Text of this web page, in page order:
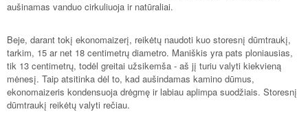
aušinamas vanduo cirkuliuoja ir natūraliai.
Beje, darant tokį ekonomaizerį, reikėtų naudoti kuo storesnį dūmtraukį,
tarkim, 15 ar net 18 centimetrų diametro. Maniškis yra pats ploniausias,
tik 13 centimetrų, todėl greitai užsikemša - aš jį turiu valyti kiekvieną
mėnesį. Taip atsitinka dėl to, kad aušindamas kamino dūmus,
ekonomaizeris kondensuoja drėgmę ir labiau aplimpa suodžiais. Storesnį
dūmtraukį reikėtų valyti rečiau.